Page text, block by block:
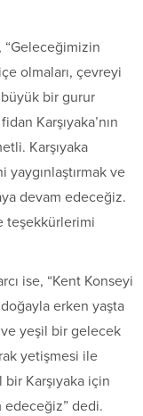
“Geleceğimizin
olmaları, çevreyi
bir gurur
Karşıyaka’nın
Karşıyaka
ve
devam edeceğiz.
teşekkürlerimi
ise, “Kent Konseyi
erken yaşta
ve yeşil bir gelecek
yetişmesi ile
Karşıyaka için
edeceğiz” dedi.